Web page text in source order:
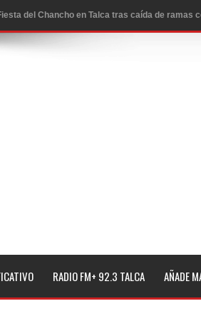
inicio de la Fiesta del Chancho 2026
del Chancho 2026 en Talca
jornada de vacunación contra la
reiteren llamado a vacunarse
RADIO FM+ 92.3 TALCA AÑADE